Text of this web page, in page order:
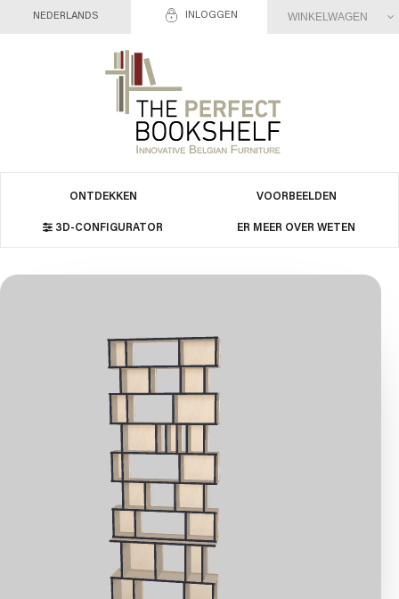
INLOGGEN
NEDERLANDS WINKELWAGEN
ONTDEKKEN VOORBEELDEN
3D-CONFIGURATOR ER MEER OVER WETEN